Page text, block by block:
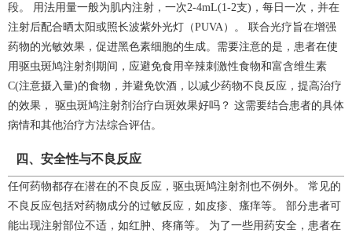
段。 用法用量一般为肌内注射，一次2-4mL(1-2支)，每日一次，并在
注射后配合晒太阳或照长波紫外光灯（PUVA）。 联合光疗旨在增强
药物的光敏效果，促进黑色素细胞的生成。需要注意的是，患者在使
用驱虫斑鸠注射剂期间，应避免食用辛辣刺激性食物和富含维生素
C(注意摄入量)的食物，并避免饮酒，以减少药物不良反应，提高治疗
的效果， 驱虫斑鸠注射剂治疗白斑效果好吗？ 这需要结合患者的具体
病情和其他治疗方法综合评估。
四、安全性与不良反应
任何药物都存在潜在的不良反应，驱虫斑鸠注射剂也不例外。 常见的
不良反应包括对药物成分的过敏反应，如皮疹、瘙痒等。 部分患者可
能出现注射部位不适，如红肿、疼痛等。 为了一些用药安全，患者在